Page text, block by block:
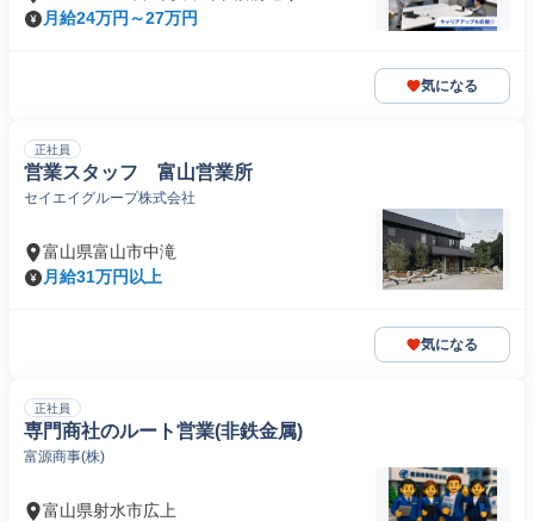
月給24万円～27万円
気になる
正社員
営業スタッフ 富山営業所
セイエイグループ株式会社
富山県富山市中滝
月給31万円以上
気になる
正社員
専門商社のルート営業(非鉄金属)
富源商事(株)
富山県射水市広上